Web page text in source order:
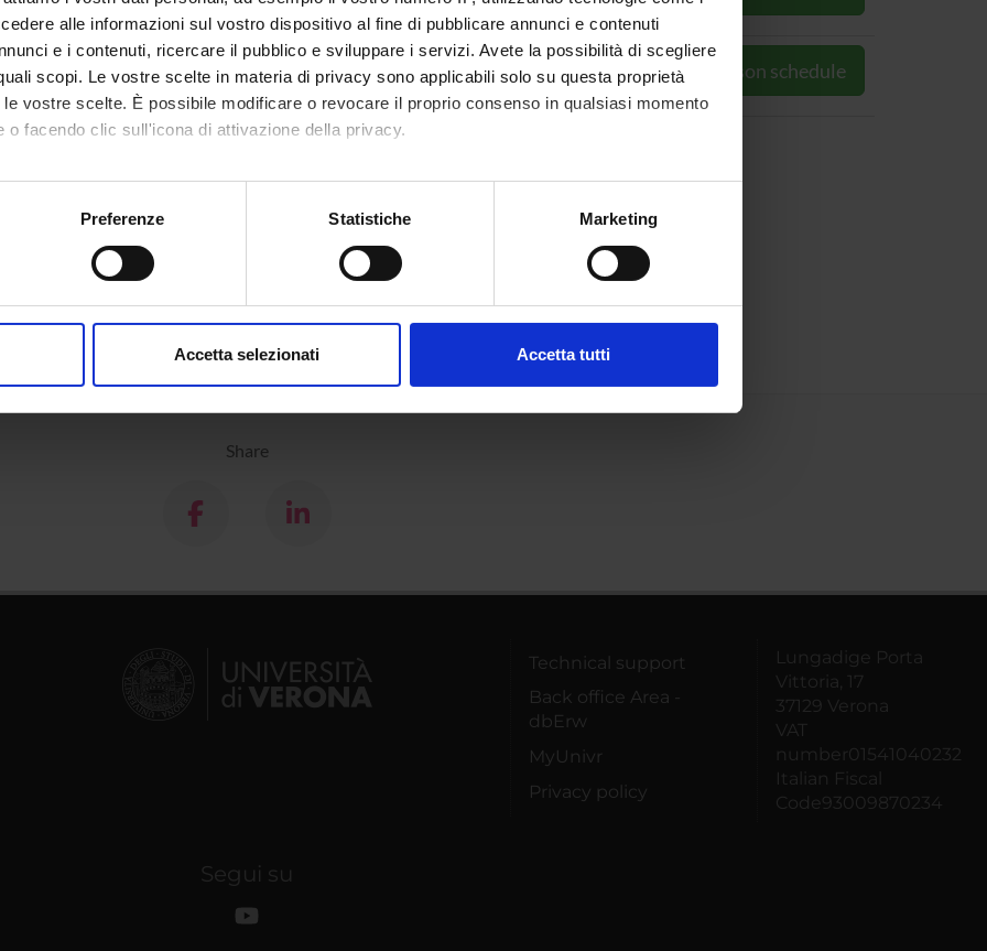
alle informazioni sul vostro dispositivo al fine di pubblicare annunci e contenuti
e i contenuti, ricercare il pubblico e sviluppare i servizi. Avete la possibilità di scegliere
scopi. Le vostre scelte in materia di privacy sono applicabili solo su questa proprietà
vostre scelte. È possibile modificare o revocare il proprio consenso in qualsiasi momento
o facendo clic sull'icona di attivazione della privacy.
anche:
sulla tua posizione geografica, con un'approssimazione di qualche metro,
in qualsiasi momento dalla Dichiarazione sui cookie.
Preferenze Statistiche Marketing
Accetta selezionati Accetta tutti
3
not yet
allocated
Grazia Ciancitto
Go to lesson schedule
Share
Technical support
Back office Area -
dbErw
MyUnivr
Privacy policy
Lungadige Porta
Vittoria, 17
37129 Verona
VAT
number01541040232
Italian Fiscal
Code93009870234
Segui su